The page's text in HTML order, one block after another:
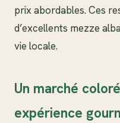
prix abordables. Ces
d’excellents mezze
vie locale.
Un marché
expérience